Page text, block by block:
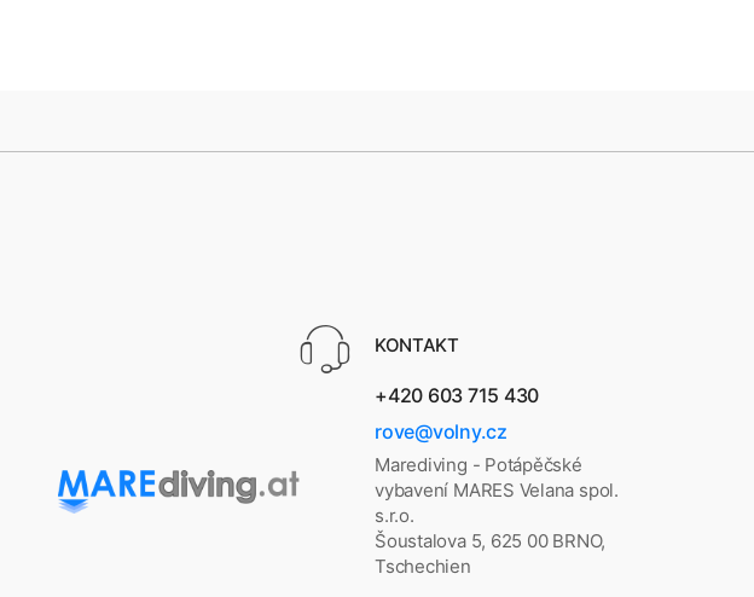
KONTAKT
+420 603 715 430
rove@volny.cz
Marediving - Potápěčské
vybavení MARES Velana spol.
s.r.o.
Šoustalova 5, 625 00 BRNO,
Tschechien